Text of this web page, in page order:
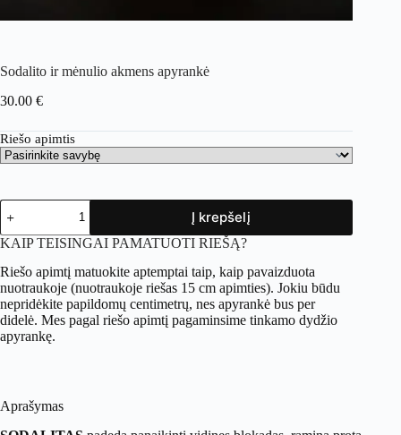
Sodalito ir mėnulio akmens apyrankė
30.00 €
Riešo apimtis
produkto
kiekis:
Sodalito
ir
mėnulio
akmens
apyrankė
Į krepšelį
KAIP TEISINGAI PAMATUOTI RIEŠĄ?
Riešo apimtį matuokite aptemptai taip, kaip pavaizduota
nuotraukoje (nuotraukoje riešas 15 cm apimties). Jokiu būdu
nepridėkite papildomų centimetrų, nes apyrankė bus per
didelė. Mes pagal riešo apimtį pagaminsime tinkamo dydžio
apyrankę.
Aprašymas